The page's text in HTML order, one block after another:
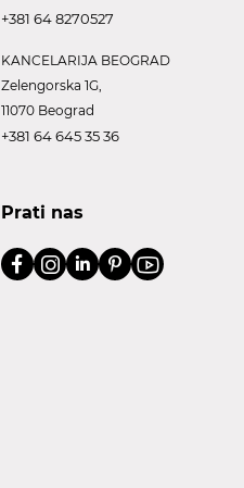
+381 64 8270527
KANCELARIJA BEOGRAD
Zelengorska 1G,
11070 Beograd
+381 64 645 35 36
Prati nas